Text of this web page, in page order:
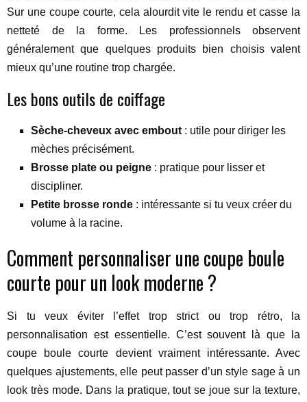
Sur une coupe courte, cela alourdit vite le rendu et casse la
netteté de la forme. Les professionnels observent
généralement que quelques produits bien choisis valent
mieux qu’une routine trop chargée.
Les bons outils de coiffage
Sèche-cheveux avec embout : utile pour diriger les
mèches précisément.
Brosse plate ou peigne : pratique pour lisser et
discipliner.
Petite brosse ronde : intéressante si tu veux créer du
volume à la racine.
Comment personnaliser une coupe boule
courte pour un look moderne ?
Si tu veux éviter l’effet trop strict ou trop rétro, la
personnalisation est essentielle. C’est souvent là que la
coupe boule courte devient vraiment intéressante. Avec
quelques ajustements, elle peut passer d’un style sage à un
look très mode. Dans la pratique, tout se joue sur la texture,